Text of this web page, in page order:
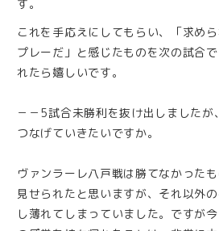
す。
これを手応えにしてもらい、「求め
プレーだ」と感じたものを次の試合
れたら嬉しいです。
－－5試合未勝利を抜け出しました
つなげていきたいですか。
ヴァンラーレ八戸戦は勝てなかった
見せられたと思いますが、それ以外
し薄れてしまっていました。ですが